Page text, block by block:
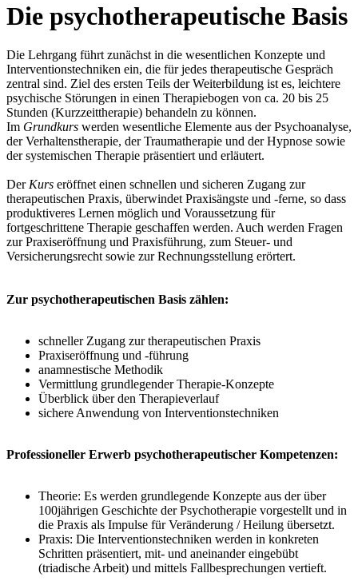
Die psychotherapeutische Basis
Die Lehrgang führt zunächst in die wesentlichen Konzepte und
Interventionstechniken ein, die für jedes therapeutische Gespräch
zentral sind. Ziel des ersten Teils der Weiterbildung ist es, leichtere
psychische Störungen in einen Therapiebogen von ca. 20 bis 25
Stunden (Kurzzeittherapie) behandeln zu können.
Im Grundkurs werden wesentliche Elemente aus der Psychoanalyse,
der Verhaltenstherapie, der Traumatherapie und der Hypnose sowie
der systemischen Therapie präsentiert und erläutert.
Der Kurs eröffnet einen schnellen und sicheren Zugang zur
therapeutischen Praxis, überwindet Praxisängste und -ferne, so dass
produktiveres Lernen möglich und Voraussetzung für
fortgeschrittene Therapie geschaffen werden. Auch werden Fragen
zur Praxiseröffnung und Praxisführung, zum Steuer- und
Versicherungsrecht sowie zur Rechnungsstellung erörtert.
Zur psychotherapeutischen Basis zählen:
schneller Zugang zur therapeutischen Praxis
Praxiseröffnung und -führung
anamnestische Methodik
Vermittlung grundlegender Therapie-Konzepte
Überblick über den Therapieverlauf
sichere Anwendung von Interventionstechniken
Professioneller Erwerb psychotherapeutischer Kompetenzen:
Theorie: Es werden grundlegende Konzepte aus der über
100jährigen Geschichte der Psychotherapie vorgestellt und in
die Praxis als Impulse für Veränderung / Heilung übersetzt.
Praxis: Die Interventionstechniken werden in konkreten
Schritten präsentiert, mit- und aneinander eingebübt
(triadische Arbeit) und mittels Fallbesprechungen vertieft.